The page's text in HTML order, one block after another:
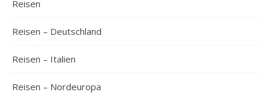
Reisen
Reisen – Deutschland
Reisen – Italien
Reisen – Nordeuropa